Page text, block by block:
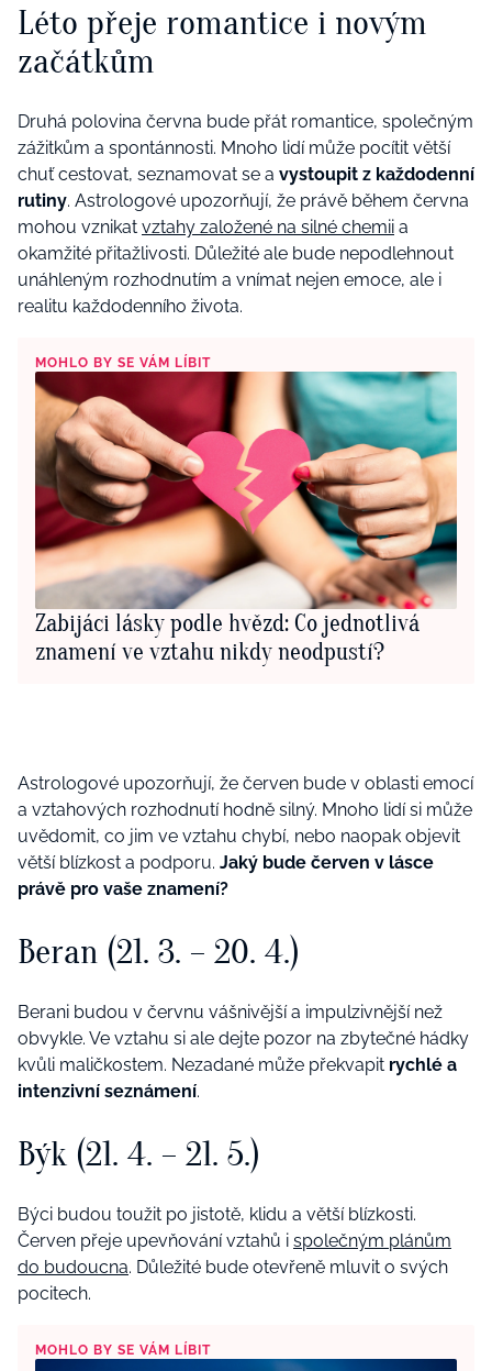
Léto přeje romantice i novým
začátkům
Druhá polovina června bude přát romantice, společným
zážitkům a spontánnosti. Mnoho lidí může pocítit větší
chuť cestovat, seznamovat se a vystoupit z každodenní
rutiny. Astrologové upozorňují, že právě během června
mohou vznikat vztahy založené na silné chemii a
okamžité přitažlivosti. Důležité ale bude nepodlehnout
unáhleným rozhodnutím a vnímat nejen emoce, ale i
realitu každodenního života.
MOHLO BY SE VÁM LÍBIT
Zabijáci lásky podle hvězd: Co jednotlivá
znamení ve vztahu nikdy neodpustí?
Astrologové upozorňují, že červen bude v oblasti emocí
a vztahových rozhodnutí hodně silný. Mnoho lidí si může
uvědomit, co jim ve vztahu chybí, nebo naopak objevit
větší blízkost a podporu. Jaký bude červen v lásce
právě pro vaše znamení?
Beran (21. 3. – 20. 4.)
Berani budou v červnu vášnivější a impulzivnější než
obvykle. Ve vztahu si ale dejte pozor na zbytečné hádky
kvůli maličkostem. Nezadané může překvapit rychlé a
intenzivní seznámení.
Býk (21. 4. – 21. 5.)
Býci budou toužit po jistotě, klidu a větší blízkosti.
Červen přeje upevňování vztahů i společným plánům
do budoucna. Důležité bude otevřeně mluvit o svých
pocitech.
MOHLO BY SE VÁM LÍBIT